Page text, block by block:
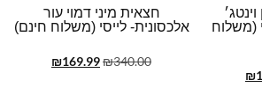
(משלוח
₪
חצאית מיני דמוי עור
אלכסונית- לייסי (משלוח חינם)
₪340.00
₪169.99